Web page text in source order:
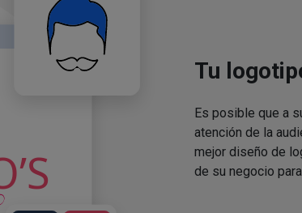
Tu
Es posible que a
atención de la
mejor diseño de
de su negocio